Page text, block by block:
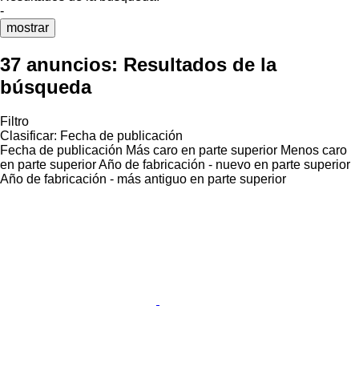
-
mostrar
37 anuncios: Resultados de la
búsqueda
Filtro
Clasificar: Fecha de publicación
Fecha de publicación Más caro en parte superior Menos caro
en parte superiorAño de fabricación - nuevo en parte superior
Año de fabricación - más antiguo en parte superior